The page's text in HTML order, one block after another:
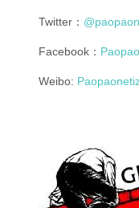
Twitter：
Facebook：
Weibo: